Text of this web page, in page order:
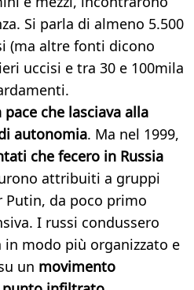
Si parla di almeno 5.500
(ma altre fonti dicono
uccisi e tra 30 e 100mila
che lasciava alla
autonomia. Ma nel 1999,
che fecero in Russia
attribuiti a gruppi
Putin, da poco primo
I russi condussero
in modo più organizzato e
un movimento